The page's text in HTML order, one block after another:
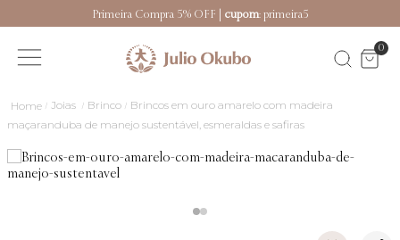
Primeira Compra 5% OFF | cupom: primeira5
0
Joias Brinco
Brincos em ouro amarelo com madeira
maçaranduba de manejo sustentável, esmeraldas e safiras